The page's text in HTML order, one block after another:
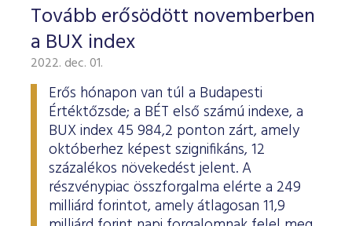
Tovább erősödött novemberben
a BUX index
2022. dec. 01.
Erős hónapon van túl a Budapesti
Értéktőzsde; a BÉT első számú indexe, a
BUX index 45 984,2 ponton zárt, amely
októberhez képest szignifikáns, 12
százalékos növekedést jelent. A
részvénypiac összforgalma elérte a 249
milliárd forintot, amely átlagosan 11,9